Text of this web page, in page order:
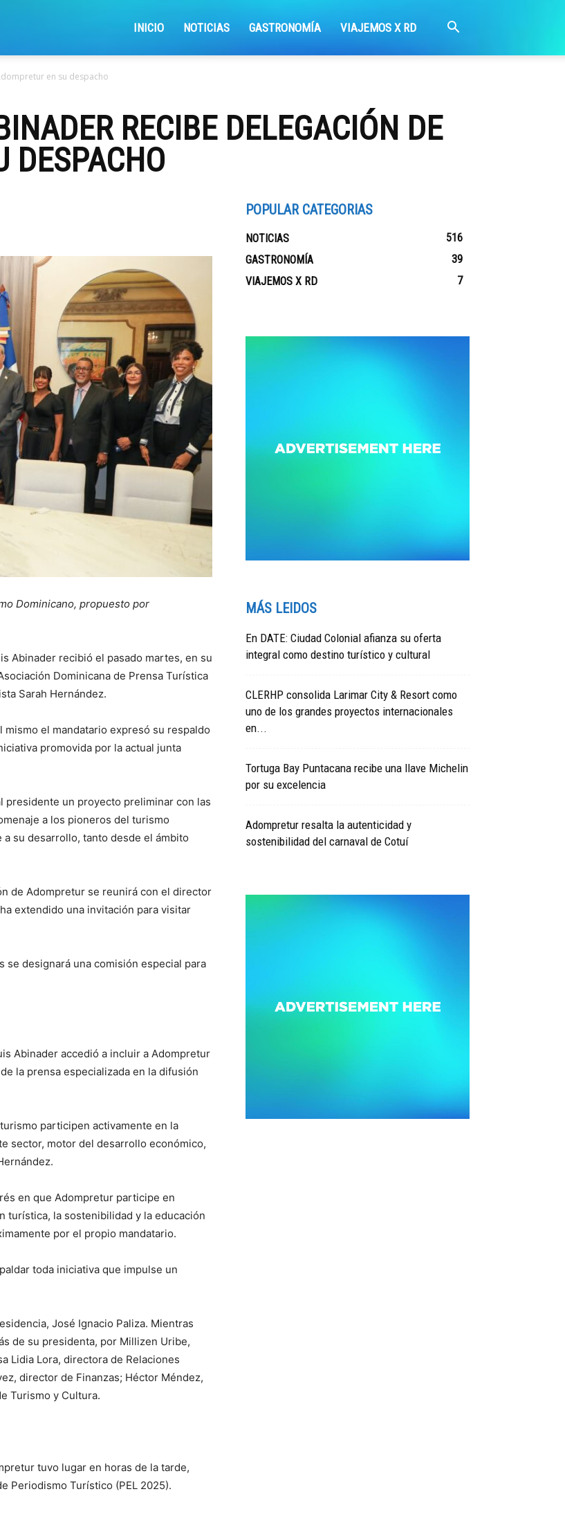
INICIO NOTICIAS GASTRONOMÍA VIAJEMOS X RD
en su despacho
RECIBE DELEGACIÓN DE
DESPACHO
Dominicano, propuesto por
Abinader recibió el pasado martes, en su
Dominicana de Prensa Turística
Sarah Hernández.
el mandatario expresó su respaldo
promovida por la actual junta
presidente un proyecto preliminar con las
a los pioneros del turismo
su desarrollo, tanto desde el ámbito
de Adompretur se reunirá con el director
extendido una invitación para visitar
se designará una comisión especial para
Abinader accedió a incluir a Adompretur
la prensa especializada en la difusión
participen activamente en la
sector, motor del desarrollo económico,
en que Adompretur participe en
turística, la sostenibilidad y la educación
por el propio mandatario.
toda iniciativa que impulse un
José Ignacio Paliza. Mientras
de su presidenta, por Millizen Uribe,
Lidia Lora, directora de Relaciones
director de Finanzas; Héctor Méndez,
Turismo y Cultura.
tuvo lugar en horas de la tarde,
Periodismo Turístico (PEL 2025).
POPULAR CATEGORIAS
NOTICIAS
516
GASTRONOMÍA
39
VIAJEMOS X RD
7
MÁS LEIDOS
En DATE: Ciudad Colonial afianza su oferta
integral como destino turístico y cultural
CLERHP consolida Larimar City & Resort como
uno de los grandes proyectos internacionales
en...
Tortuga Bay Puntacana recibe una llave Michelin
por su excelencia
Adompretur resalta la autenticidad y
sostenibilidad del carnaval de Cotuí